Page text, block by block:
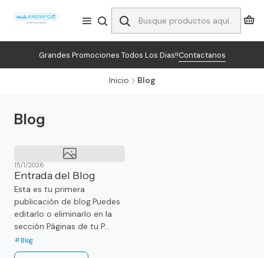
Grandes Promociones Todos Los Dias!!Contactanos
Inicio Blog
Blog
15/1/2026
Entrada del Blog
Esta es tu primera
publicación de blog.Puedes
editarlo o eliminarlo en la
sección Páginas de tu P...
Blog